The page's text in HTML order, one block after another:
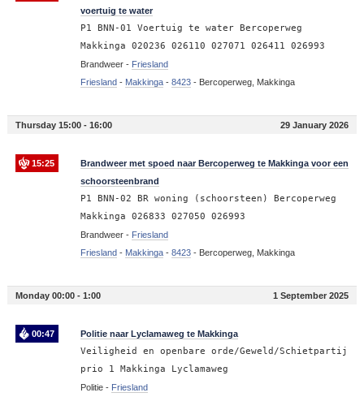
voertuig te water
P1 BNN-01 Voertuig te water Bercoperweg
Makkinga 020236 026110 027071 026411 026993
Brandweer - Friesland
Friesland - Makkinga- 8423- Bercoperweg, Makkinga
Thursday 15:00 - 16:00 29 January 2026
15:25
Brandweer met spoed naar Bercoperweg te Makkinga voor een
schoorsteenbrand
P1 BNN-02 BR woning (schoorsteen) Bercoperweg
Makkinga 026833 027050 026993
Brandweer - Friesland
Friesland - Makkinga- 8423- Bercoperweg, Makkinga
Monday 00:00 - 1:00 1 September 2025
00:47 Politie naar Lyclamaweg te Makkinga
Veiligheid en openbare orde/Geweld/Schietpartij
prio 1 Makkinga Lyclamaweg
Politie - Friesland